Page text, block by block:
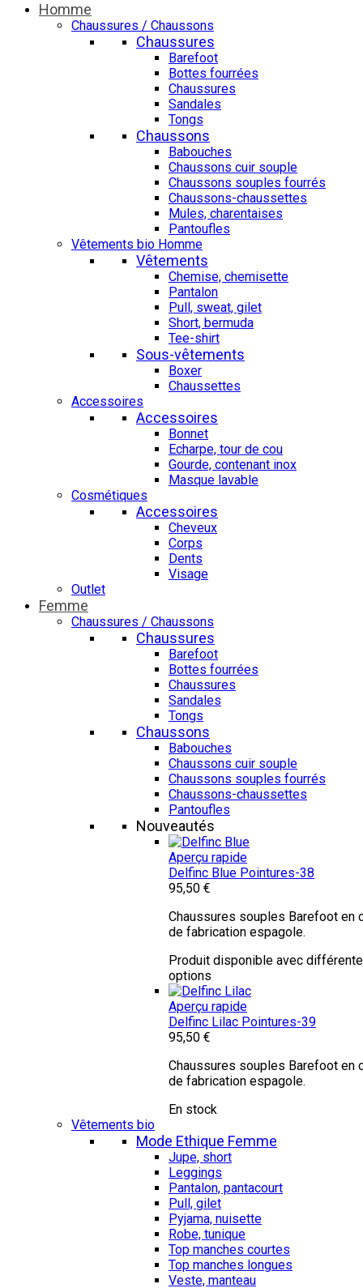
Homme
Chaussures / Chaussons
Chaussures
Barefoot
Bottes fourrées
Chaussures
Sandales
Tongs
Chaussons
Babouches
Chaussons cuir souple
Chaussons souples fourrés
Chaussons-chaussettes
Mules, charentaises
Pantoufles
Vêtements bio Homme
Vêtements
Chemise, chemisette
Pantalon
Pull, sweat, gilet
Short, bermuda
Tee-shirt
Sous-vêtements
Boxer
Chaussettes
Accessoires
Accessoires
Bonnet
Echarpe, tour de cou
Gourde, contenant inox
Masque lavable
Cosmétiques
Accessoires
Cheveux
Corps
Dents
Visage
Outlet
Femme
Chaussures / Chaussons
Chaussures
Barefoot
Bottes fourrées
Chaussures
Sandales
Tongs
Chaussons
Babouches
Chaussons cuir souple
Chaussons souples fourrés
Chaussons-chaussettes
Pantoufles
Nouveautés
Aperçu rapide
Delfinc Blue Pointures-38
95,50 €
Chaussures souples Barefoot en
de fabrication espagole.
Produit disponible avec
options
Aperçu rapide
Delfinc Lilac Pointures-39
95,50 €
Chaussures souples Barefoot en
de fabrication espagole.
En stock
Vêtements bio
Mode Ethique Femme
Jupe, short
Leggings
Pantalon, pantacourt
Pull, gilet
Pyjama, nuisette
Robe, tunique
Top manches courtes
Top manches longues
Veste, manteau